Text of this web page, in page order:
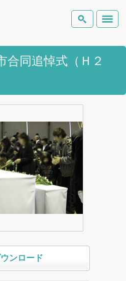
検索
合同追悼式（Ｈ２
ンロード